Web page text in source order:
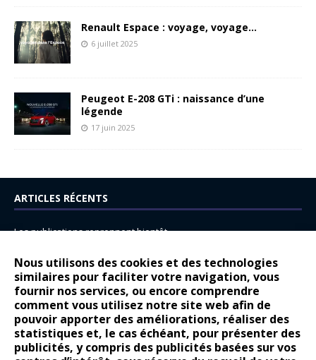
Nous utilisons des cookies et des technologies
similaires pour faciliter votre navigation, vous
fournir nos services, ou encore comprendre
comment vous utilisez notre site web afin de
pouvoir apporter des améliorations, réaliser des
statistiques et, le cas échéant, pour présenter des
publicités, y compris des publicités basées sur vos
Renault Espace : voyage, voyage…
6 juillet 2025
Peugeot E-208 GTi : naissance d’une
légende
17 juin 2025
ARTICLES RÉCENTS
Les publications reprennent bientôt…
14 juillet : nouveau film de marque pour Citroën
Renault Espace : voyage, voyage…
Peugeot E-208 GTi : naissance d’une légende
COMMENTAIRES RÉCENTS